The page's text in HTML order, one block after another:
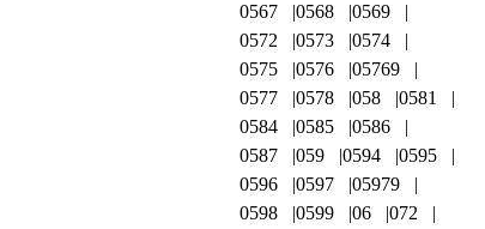
0567
0568
0569
0572
0573
0574
0575
0576
05769
0577
0578 058
0581
0584
0585
0586
0587
059 0594
0595
0596
0597
05979
0598
0599 06
072